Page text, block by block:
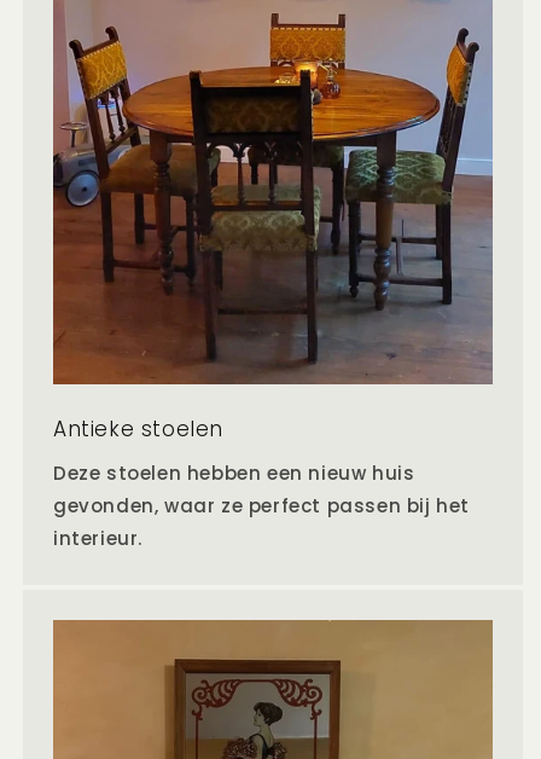
Antieke stoelen
Deze stoelen hebben een nieuw huis
gevonden, waar ze perfect passen bij het
interieur.